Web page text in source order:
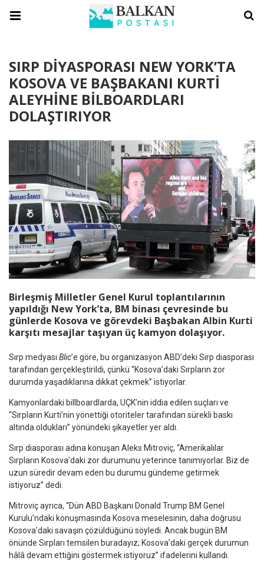
SIRP DİYASPORASI NEW YORK’TA
KOSOVA VE BAŞBAKANI KURTİ
ALEYHİNE BİLBOARDLARI
DOLAŞTIRIYOR
Birleşmiş Milletler Genel Kurul toplantılarının
yapıldığı New York’ta, BM binası çevresinde bu
günlerde Kosova ve görevdeki Başbakan Albin Kurti
karşıtı mesajlar taşıyan üç kamyon dolaşıyor.
Sırp medyası Blic’e göre, bu organizasyon ABD’deki Sırp diasporası
tarafından gerçekleştirildi, çünkü “Kosova’daki Sırpların zor
durumda yaşadıklarına dikkat çekmek” istiyorlar.
Kamyonlardaki billboardlarda, UÇK’nin iddia edilen suçları ve
“Sırpların Kurti’nin yönettiği otoriteler tarafından sürekli baskı
altında oldukları” yönündeki şikayetler yer aldı.
Sırp diasporası adına konuşan Aleks Mitroviç, “Amerikalılar
Sırpların Kosova’daki zor durumunu yeterince tanımıyorlar. Biz de
uzun süredir devam eden bu durumu gündeme getirmek
istiyoruz” dedi.
Mitroviç ayrıca, “Dün ABD Başkanı Donald Trump BM Genel
Kurulu’ndaki konuşmasında Kosova meselesinin, daha doğrusu
Kosova’daki savaşın çözüldüğünü söyledi. Ancak bugün BM
önünde Sırpları temsilen buradayız; Kosova’daki gerçek durumun
hâlâ devam ettiğini göstermek istiyoruz” ifadelerini kullandı.